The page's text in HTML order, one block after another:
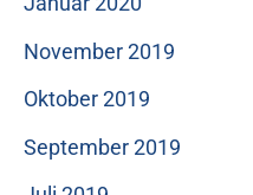
November 2019
Oktober 2019
September 2019